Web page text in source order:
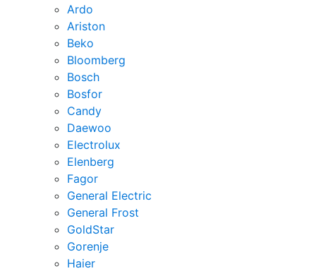
Ardo
Ariston
Beko
Bloomberg
Bosch
Bosfor
Candy
Daewoo
Electrolux
Elenberg
Fagor
General Electric
General Frost
GoldStar
Gorenje
Haier